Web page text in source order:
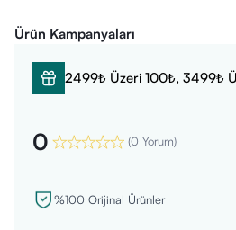
koruma performansının devamlılığı
özellikle yüzme, terleme ve
durumlardan sonra işlem
Kimler Kullanabilir?
bebek ve çocukların kullanımına
Ürün Kampanyaları
2499₺ Üzeri 100₺, 3499₺
0 (0 Yorum)
%100 Orijinal Ürünler